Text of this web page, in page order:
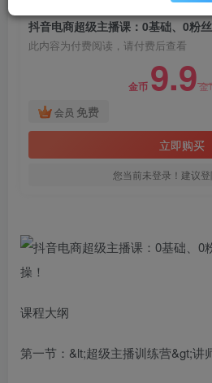
抖音电商超级主播课：0基础、0粉
此内容为付费阅读，请付费后查看
金币 9.9金
会员 免费
立即购买
您当前未登录！建议
课程大纲
第一节：&lt;超级主播训练营&gt;讲